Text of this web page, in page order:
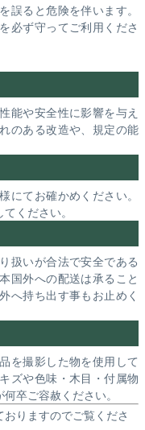
誤ると危険を伴います。
必ず守ってご利用くださ
能や安全性に影響を与え
のある改造や、規定の能
にてお確かめください。
ください。
扱いが合法で安全である
国外への配送は承ること
へ持ち出す事もお止めく
を撮影した物を使用して
ズや色味・木目・付属物
卒ご容赦ください。
りますのでご覧くださ